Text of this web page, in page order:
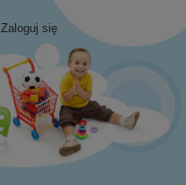
Zaloguj się